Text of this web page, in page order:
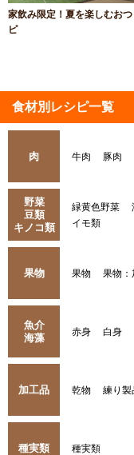
家飲み限定！夏を楽しむお
ピ
食材別レシピ一覧
肉 牛肉 豚肉
野菜
豆類
キノコ類
緑黄色野菜
イモ類
果物 果物 果物：
魚介
海藻
赤身 白身
加工品 乾物 練り製
種実類 種実類